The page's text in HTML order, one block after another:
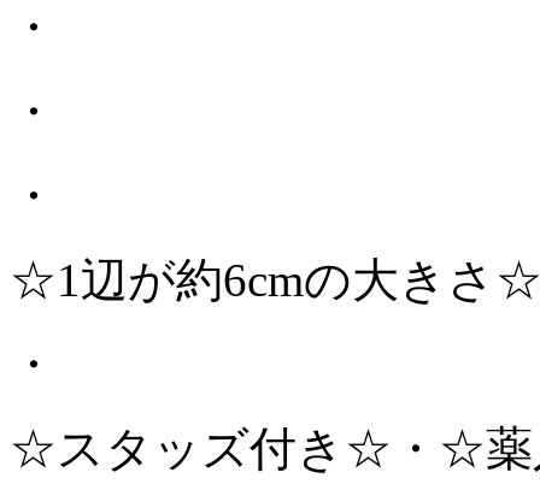
・
・
・
☆1辺が約6cmの大きさ
・
☆スタッズ付き☆・☆